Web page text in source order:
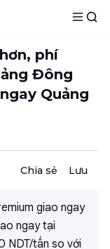
phí
Đông
Quảng
Chia sẻ Lưu
giao ngay
ngay tại
NDT/tấn so với